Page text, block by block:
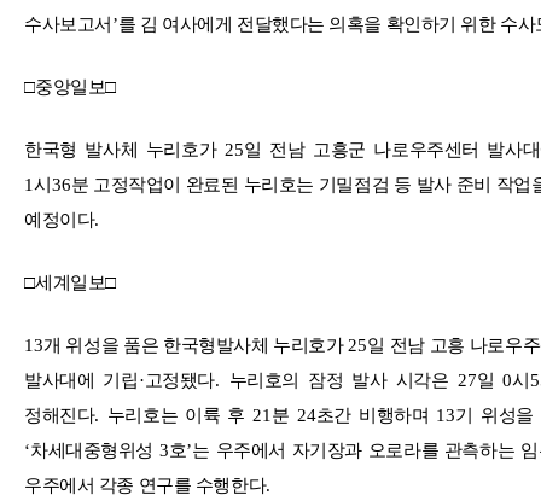
수사보고서 ’를 김 여사에게 전달했다는 의혹을 확인하기 위한 수
□중앙일보□
한국형 발사체 누리호가 25일 전남 고흥군 나로우주센터 발사
1시 36분 고정작업이 완료된 누리호는 기밀점검 등 발사 준비 작업
예정이다.
□세계일보□
13개 위성을 품은 한국형발사체 누리호가 25일 전남 고흥 나로우
발사대에 기립·고정됐다. 누리호의 잠정 발사 시각은 27일0시
정해진다. 누리호는 이륙 후 21 분 24초간 비행하며 13기 위성을
‘차세대중형위성 3호’는 우주에서 자기장과 오로라를 관측하는
우주에서 각종 연구를 수행한다.